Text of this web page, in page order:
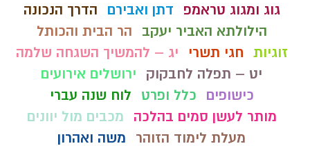
גוג ומגוג טראמפ
דתן ואבירם
הדרך הנכונה
הילולתא האביר יעקב
הר הבית והכותל
זוגיות חגי תשרי
יג – להמשיך השגחה שלמה
יט – תפלה לחבקוק
ירושלים אירועים
כישופים
כלל ופרט
לוח שנה עברי
מותר לעשן סמים בהלכה
מכבים מול יוונים
מעלת לימוד הזוהר
משה ואהרון